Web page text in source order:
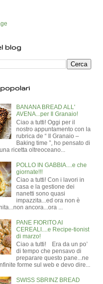
blog
BANANA BREAD ALL'
AVENA...per Il Granaio!
Ciao a tutti! Oggi per il
nostro appuntamento con la
rubrica de “ Il Granaio –
Baking time ”, ho pensato di
ricetta oltreoceano...
POLLO IN GABBIA....e che
giornate!!!
Ciao a tutti! Con i lavori in
casa e la gestione dei
nanetti sono quasi
impazzita...ed ora non è
ancora...ora ...
PANE FIORITO AI
CEREALI....e Recipe-tionist
di marzo!
Ciao a tutti! Era da un po’
di tempo che pensavo di
preparare questo pane...ne
forme sul web e devo dire...
SWISS SBRINZ BREAD